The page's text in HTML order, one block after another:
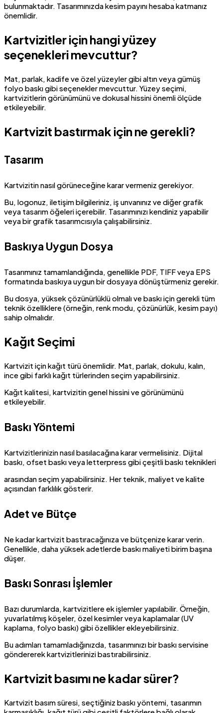
bulunmaktadır. Tasarımınızda kesim payını hesaba katmanız
önemlidir.
Kartvizitler için hangi yüzey
seçenekleri mevcuttur?
Mat, parlak, kadife ve özel yüzeyler gibi altın veya gümüş
folyo baskı gibi seçenekler mevcuttur. Yüzey seçimi,
kartvizitlerin görünümünü ve dokusal hissini önemli ölçüde
etkileyebilir.
Kartvizit bastırmak için ne gerekli?
Tasarım
Kartvizitin nasıl görüneceğine karar vermeniz gerekiyor.
Bu, logonuz, iletişim bilgileriniz, iş unvanınız ve diğer grafik
veya tasarım öğeleri içerebilir. Tasarımınızı kendiniz yapabilir
veya bir grafik tasarımcısıyla çalışabilirsiniz.
Baskıya Uygun Dosya
Tasarımınız tamamlandığında, genellikle PDF, TIFF veya EPS
formatında baskıya uygun bir dosyaya dönüştürmeniz gerekir.
Bu dosya, yüksek çözünürlüklü olmalı ve baskı için gerekli tüm
teknik özelliklere (örneğin, renk modu, çözünürlük, kesim payı)
sahip olmalıdır.
Kağıt Seçimi
Kartvizit için kağıt türü önemlidir. Mat, parlak, dokulu, kalın,
ince gibi farklı kağıt türlerinden seçim yapabilirsiniz.
Kağıt kalitesi, kartvizitin genel hissini ve görünümünü
etkileyebilir.
Baskı Yöntemi
Kartvizitlerinizin nasıl basılacağına karar vermelisiniz. Dijital
baskı, ofset baskı veya letterpress gibi çeşitli baskı teknikleri
arasından seçim yapabilirsiniz. Her teknik, maliyet ve kalite
açısından farklılık gösterir.
Adet ve Bütçe
Ne kadar kartvizit bastıracağınıza ve bütçenize karar verin.
Genellikle, daha yüksek adetlerde baskı maliyeti birim başına
düşer.
Baskı Sonrası İşlemler
Bazı durumlarda, kartvizitlere ek işlemler yapılabilir. Örneğin,
yuvarlatılmış köşeler, özel kesimler veya kaplamalar (UV
kaplama, folyo baskı) gibi özellikler ekleyebilirsiniz.
Bu adımları tamamladığınızda, tasarımınızı bir baskı servisine
göndererek kartvizitlerinizi bastırabilirsiniz.
Kartvizit basımı ne kadar sürer?
Kartvizit basım süresi, seçtiğiniz baskı yöntemi, tasarımın